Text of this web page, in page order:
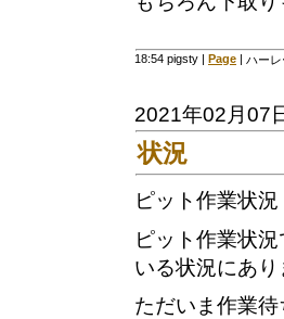
18:54 pigsty | Page | ハー
2021年02月07
状況
ピット作業状況
ピット作業状
いる状況にあり
ただいま作業